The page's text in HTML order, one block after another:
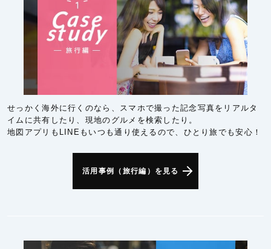
せっかく海外に行くのなら、スマホで撮った記念写真をリアルタ
イムに共有したり、現地のグルメを検索したり。
地図アプリもLINEもいつも通り使えるので、ひとり旅でも安心！
活用事例（旅行編）を見る